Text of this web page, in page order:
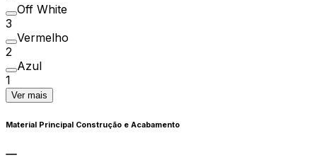
Off White
3
Vermelho
2
Azul
1
Ver mais
Material Principal Construção e Acabamento